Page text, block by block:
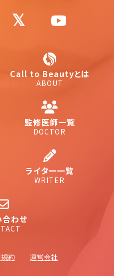
Call to Beautyとは
ABOUT
監修医師一覧
DOCTOR
ライター一覧
WRITER
わせ
約
運営会社